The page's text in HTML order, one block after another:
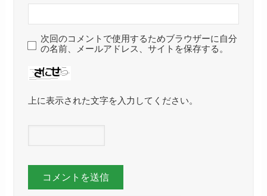
次回のコメントで使用するためブラウザーに自分
の名前、メールアドレス、サイトを保存する。
上に表示された文字を入力してください。